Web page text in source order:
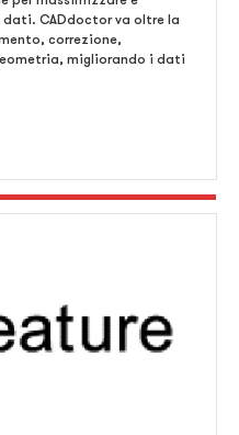
CADdoctor va oltre la
correzione,
migliorando i dati